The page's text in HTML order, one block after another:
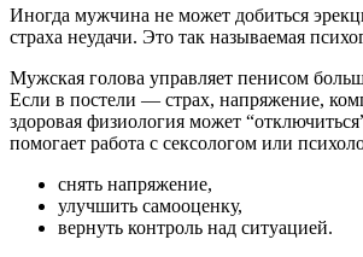
Иногда мужчина не может добиться
страха неудачи. Это так называемая
Мужская голова управляет пенисом
Если в постели — страх, напряжение,
здоровая физиология может
помогает работа с сексологом или
снять напряжение,
улучшить самооценку,
вернуть контроль над ситуацией.